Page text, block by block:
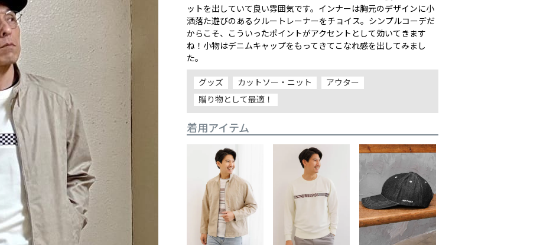
ットを出していて良い雰囲気です。インナーは胸元のデザインに小
洒落た遊びのあるクルートレーナーをチョイス。シンプルコーデだ
からこそ、こういったポイントがアクセントとして効いてきます
ね！小物はデニムキャップをもってきてこなれ感を出してみまし
た。
グッズ カットソー・ニット
アウター
贈り物として最適！
着用アイテム